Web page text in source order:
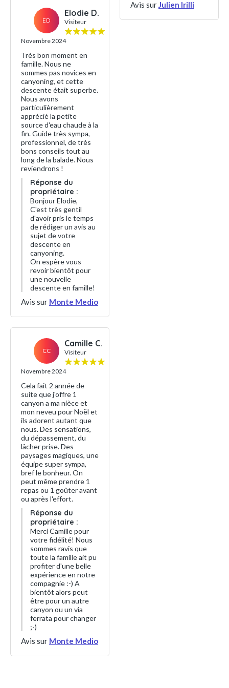
ED
Elodie D.
Visiteur
Novembre 2024
Très bon moment en
famille. Nous ne
sommes pas novices en
canyoning, et cette
descente était superbe.
Nous avons
particulièrement
apprécié la petite
source d'eau chaude à la
fin. Guide très sympa,
professionnel, de très
bons conseils tout au
long de la balade. Nous
reviendrons !
Réponse du
propriétaire :
Bonjour Elodie,
C'est très gentil
d'avoir pris le temps
de rédiger un avis au
sujet de votre
descente en
canyoning.
On espère vous
revoir bientôt pour
une nouvelle
descente en famille!
Avis sur Monte Medio
CC
Camille C.
Visiteur
Novembre 2024
Cela fait 2 année de
suite que j'offre 1
canyon a ma nièce et
mon neveu pour Noël et
ils adorent autant que
nous. Des sensations,
du dépassement, du
lâcher prise. Des
paysages magiques, une
équipe super sympa,
bref le bonheur. On
peut même prendre 1
repas ou 1 goûter avant
ou après l'effort.
Réponse du
propriétaire :
Merci Camille pour
votre fidélité! Nous
sommes ravis que
toute la famille ait pu
profiter d'une belle
expérience en notre
compagnie :-) A
bientôt alors peut
être pour un autre
canyon ou un via
ferrata pour changer
;-)
Avis sur Monte Medio
Avis surJulien Irilli